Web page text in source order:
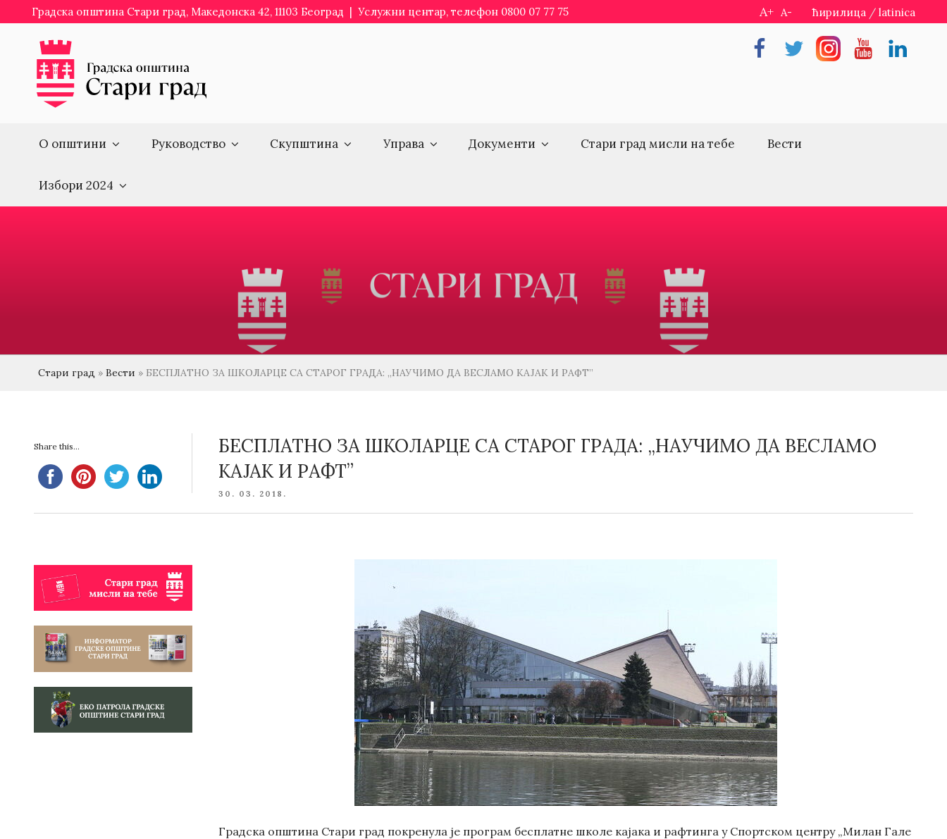
to
content
Градска општина Стари град, Македонска 42, 11103 Београд | Услужни центар, телефон 0800 07 77 75 A+ A- ћирилица / latinica
FacebookTwitterInstragramYoutubeLinkedin
О општини Руководство Скупштина Управа Документи Стари град мисли на тебе Вести
Избори 2024
Стари град » Вести » БЕСПЛАТНО ЗА ШКОЛАРЦЕ СА СТАРОГ ГРАДА: „НАУЧИМО ДА ВЕСЛАМО КАЈАК И РАФТ”
Share this...
БЕСПЛАТНО ЗА ШКОЛАРЦЕ СА СТАРОГ ГРАДА: „НАУЧИМО ДА ВЕСЛАМО
КАЈАК И РАФТ”
POSTED
30. 03. 2018.
Градска општина Стари град покренула је програм бесплатне школе кајака и рафтинга у Спортском центру „Милан Гале